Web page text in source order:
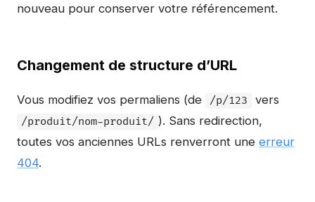
nouveau pour conserver votre référencement.
Changement de structure d’URL
Vous modifiez vos permaliens (de /p/123 vers
/produit/nom-produit/ ). Sans redirection,
toutes vos anciennes URLs renverront une erreur
404.